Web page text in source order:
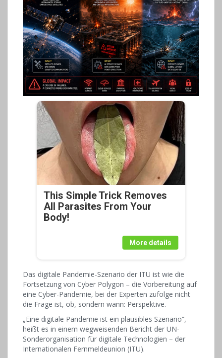
This Simple Trick Removes
All Parasites From Your
Body!
More details
Das digitale Pandemie-Szenario der ITU ist wie die
Fortsetzung von Cyber ​​Polygon – die Vorbereitung auf
eine Cyber-Pandemie, bei der Experten zufolge nicht
die Frage ist, ob, sondern wann: Perspektive.
„Eine digitale Pandemie ist ein plausibles Szenario“,
heißt es in einem wegweisenden Bericht der UN-
Sonderorganisation für digitale Technologien – der
Internationalen Fernmeldeunion (ITU).